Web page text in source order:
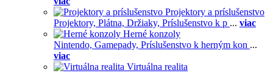
Projektory a príslušenstvo
Projektory, Plátna, Držiaky, Príslušenstvo k p ... viac
Herné konzoly
Nintendo, Gamepady, Príslušenstvo k herným kon ...
viac
Virtuálna realita